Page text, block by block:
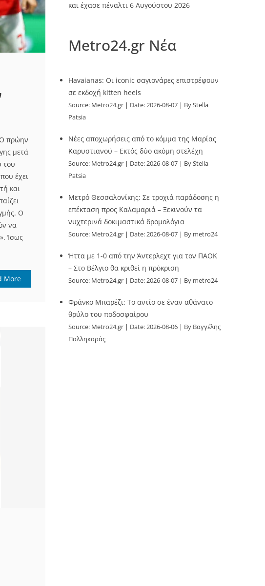
Ο πρώην
μετά
του
έχει
και
Ο
να
Ίσως
More
και έχασε πέναλτι 6 Αυγούστου 2026
Metro24.gr Νέα
Havaianas: Οι iconic σαγιονάρες επιστρέφουν
σε εκδοχή kitten heels
Source: Metro24.gr Date: 2026-08-07
By Stella
Patsia
Νέες αποχωρήσεις από το κόμμα της Μαρίας
Καρυστιανού – Εκτός δύο ακόμη στελέχη
Source: Metro24.gr Date: 2026-08-07
By Stella
Patsia
Μετρό Θεσσαλονίκης: Σε τροχιά παράδοσης η
επέκταση προς Καλαμαριά – Ξεκινούν τα
νυχτερινά δοκιμαστικά δρομολόγια
Source: Metro24.gr Date: 2026-08-07 By metro24
Ήττα με 1-0 από την Άντερλεχτ για τον ΠΑΟΚ
– Στο Βέλγιο θα κριθεί η πρόκριση
Source: Metro24.gr Date: 2026-08-07 By metro24
Φράνκο Μπαρέζι: Το αντίο σε έναν αθάνατο
θρύλο του ποδοσφαίρου
Source: Metro24.gr Date: 2026-08-06
By Βαγγέλης
Παλληκαράς